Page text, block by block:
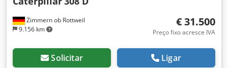
Zimmern ob Rottweil
9.156 km
€ 31.500
Preço fixo acresce IVA
Solicitar Ligar